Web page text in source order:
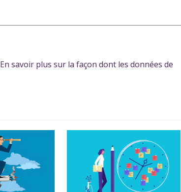
En savoir plus sur la façon dont les données de